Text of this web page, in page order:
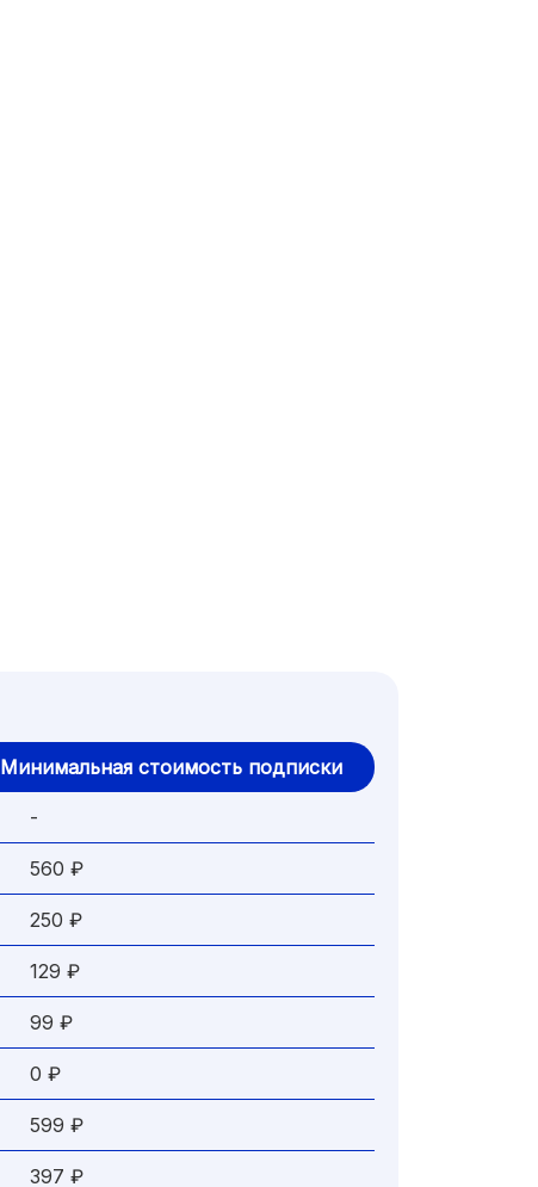
Минимальная стоимость подписки
-
560 ₽
250 ₽
129 ₽
99 ₽
0 ₽
599 ₽
397 ₽